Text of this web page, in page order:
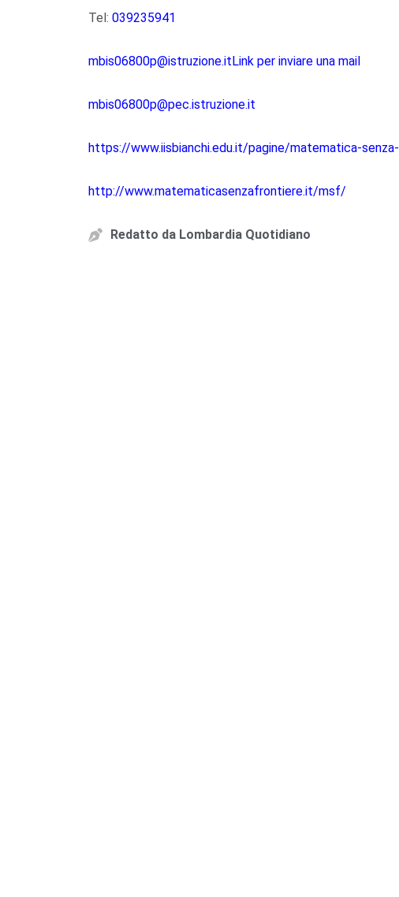
Tel: 039235941
mbis06800p@istruzione.itLink per inviare una mail
mbis06800p@pec.istruzione.it
https://www.iisbianchi.edu.it/pagine/matematica-
http://www.matematicasenzafrontiere.it/msf/
Redatto da Lombardia Quotidiano